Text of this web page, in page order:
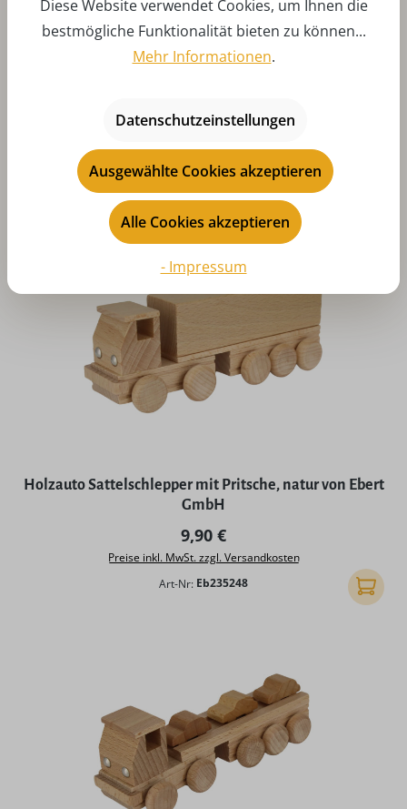
Regulärer Preis:
9,90 €
Art-Nr:Eb235231
Holzauto Sattelschlepper mit Pritsche, natur von Ebert
GmbH
Regulärer Preis:
9,90 €
Preise inkl. MwSt. zzgl. Versandkosten
Art-Nr: Eb235248 In den
Diese Website verwendet Cookies, um Ihnen die
bestmögliche Funktionalität bieten zu können...
Mehr Informationen.
Datenschutzeinstellungen
Ausgewählte Cookies akzeptieren
Alle Cookies akzeptieren
- Impressum